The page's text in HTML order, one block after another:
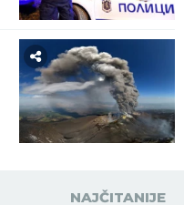
NAJČITANIJE